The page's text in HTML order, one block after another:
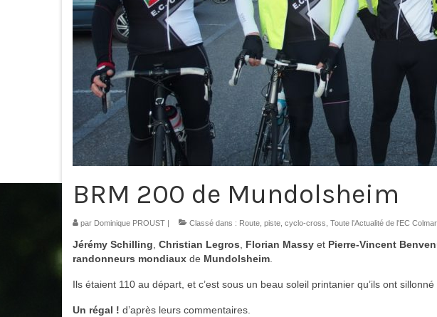
BRM 200 de Mundolsheim
par Dominique PROUST | Classé dans : Route, piste, cyclo-cross Toute l'Actualité de l'EC Colmar
Jérémy Schilling Christian Legros Florian Massy et Pierre-Vincent
randonneurs mondiaux de Mundolsheim
Ils étaient 110 au départ, et c’est sous un beau soleil printanier qu’ils ont
Un régal ! d’après leurs commentaires.